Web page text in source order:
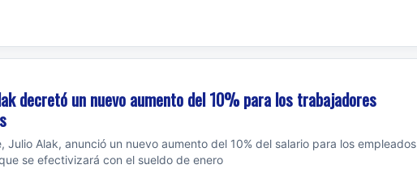
decretó un nuevo aumento del 10% para los trabajadores
Julio Alak, anunció un nuevo aumento del 10% del salario para los empleados
se efectivizará con el sueldo de enero